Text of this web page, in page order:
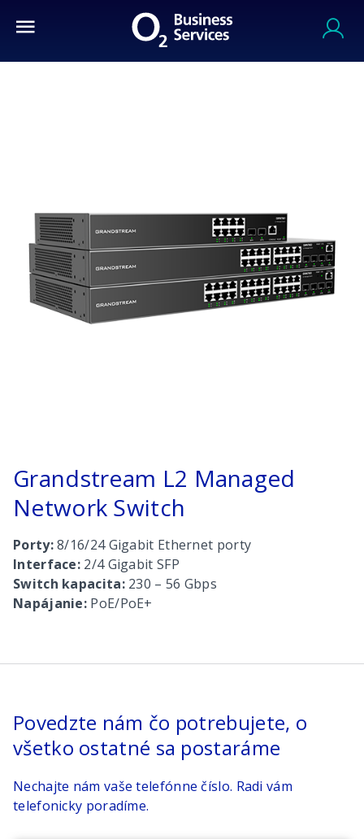
Grandstream L2 Managed
Network Switch
Porty:8/16/24 Gigabit Ethernet porty
Interface: 2/4 Gigabit SFP
Switch kapacita:230 – 56 Gbps
Napájanie: PoE/PoE+
Povedzte nám čo potrebujete, o
všetko ostatné sa postaráme
Nechajte nám vaše telefónne číslo. Radi vám
telefonicky poradíme.